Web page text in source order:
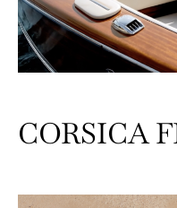
CORSICA